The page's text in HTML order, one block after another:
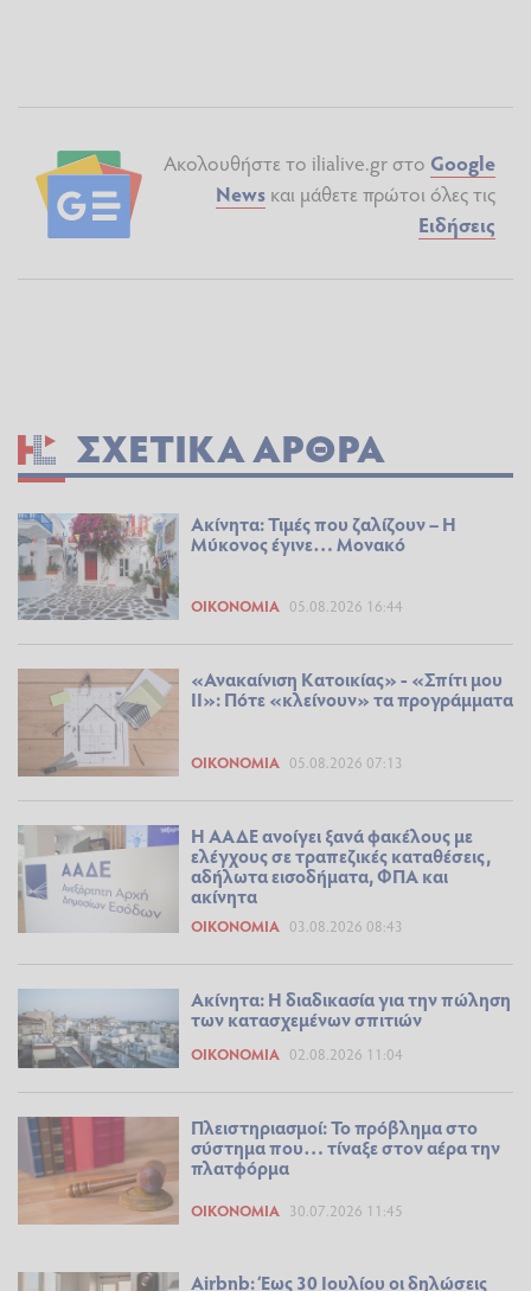
Ακολουθήστε το ilialive.gr στο Google
News και μάθετε πρώτοι όλες τις
Ειδήσεις
ΣΧΕΤΙΚΆ ΆΡΘΡΑ
Ακίνητα: Τιμές που ζαλίζουν – Η
Μύκονος έγινε… Μονακό
ΟΙΚΟΝΟΜΊΑ 05.08.2026 16:44
«Ανακαίνιση Κατοικίας» - «Σπίτι μου
ΙΙ»: Πότε «κλείνουν» τα προγράμματα
ΟΙΚΟΝΟΜΊΑ 05.08.2026 07:13
Η ΑΑΔΕ ανοίγει ξανά φακέλους με
ελέγχους σε τραπεζικές καταθέσεις,
αδήλωτα εισοδήματα, ΦΠΑ και
ακίνητα
ΟΙΚΟΝΟΜΊΑ 03.08.2026 08:43
Ακίνητα: Η διαδικασία για την πώληση
των κατασχεμένων σπιτιών
ΟΙΚΟΝΟΜΊΑ 02.08.2026 11:04
Πλειστηριασμοί: Το πρόβλημα στο
σύστημα που… τίναξε στον αέρα την
πλατφόρμα
ΟΙΚΟΝΟΜΊΑ 30.07.2026 11:45
Airbnb: Έως 30 Ιουλίου οι δηλώσεις